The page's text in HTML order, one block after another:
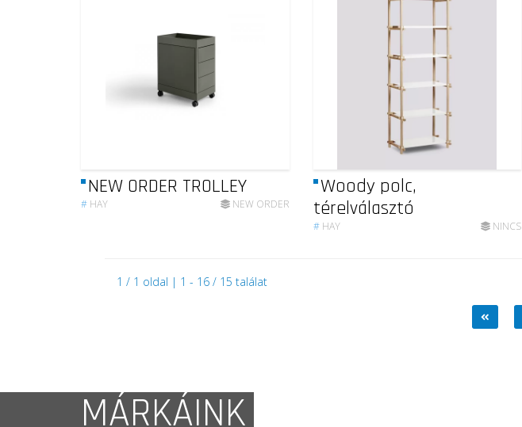
NEW ORDER TROLLEY
# HAY NEW ORDER
Woody polc,
térelválasztó
# HAY NINCS
1 / 1 oldal | 1 - 16 / 15 találat
MÁRKÁINK